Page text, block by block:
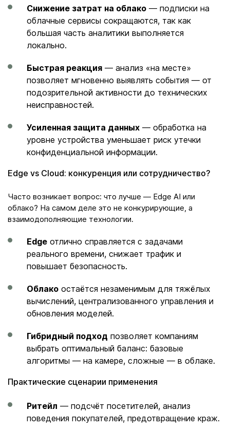
Снижение затрат на облако — подписки на
облачные сервисы сокращаются, так как
большая часть аналитики выполняется
локально.
Быстрая реакция — анализ «на месте»
позволяет мгновенно выявлять события — от
подозрительной активности до технических
неисправностей.
Усиленная защита данных — обработка на
уровне устройства уменьшает риск утечки
конфиденциальной информации.
Edge vs Cloud: конкуренция или сотрудничество?
Часто возникает вопрос: что лучше — Edge AI или
облако? На самом деле это не конкурирующие, а
взаимодополняющие технологии.
Edge отлично справляется с задачами
реального времени, снижает трафик и
повышает безопасность.
Облако остаётся незаменимым для тяжёлых
вычислений, централизованного управления и
обновления моделей.
Гибридный подход позволяет компаниям
выбрать оптимальный баланс: базовые
алгоритмы — на камере, сложные — в облаке.
Практические сценарии применения
Ритейл — подсчёт посетителей, анализ
поведения покупателей, предотвращение краж.